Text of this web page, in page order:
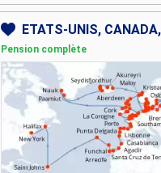
Pension complète